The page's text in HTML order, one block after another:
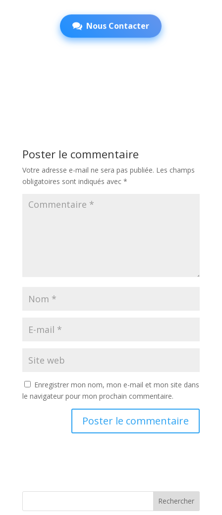
Nous Contacter
Poster le commentaire
Votre adresse e-mail ne sera pas publiée. Les champs
obligatoires sont indiqués avec *
Enregistrer mon nom, mon e-mail et mon site dans
le navigateur pour mon prochain commentaire.
Rechercher